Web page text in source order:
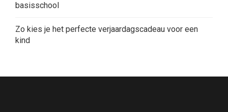
basisschool
Zo kies je het perfecte verjaardagscadeau voor een
kind